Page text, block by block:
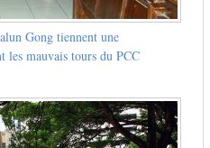
Gong tiennent une
les mauvais tours du PCC